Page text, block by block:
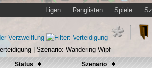
Ligen Ranglisten Spiele
| Szenario: Wandering Wipf
Status Szenario